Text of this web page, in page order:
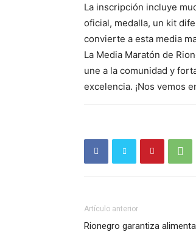
La inscripción incluye
oficial, medalla, un kit
convierte a esta media
La Media Maratón de
une a la comunidad y
excelencia. ¡Nos vemos
Artículo anterior
Rionegro garantiza